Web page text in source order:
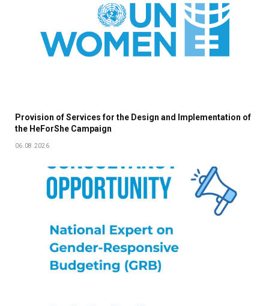
Provision of Services for the Design and Implementation of
the HeForShe Campaign
06.08.2026